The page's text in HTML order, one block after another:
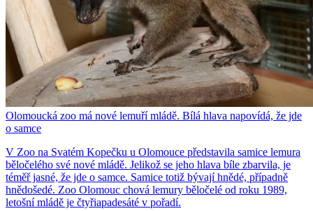
Olomoucká zoo má nové lemuří mládě. Bílá hlava napovídá, že jde
o samce
V Zoo na Svatém Kopečku u Olomouce představila samice lemura
běločelého své nové mládě. Jelikož se jeho hlava bíle zbarvila, je
téměř jasné, že jde o samce. Samice totiž bývají hnědé, případně
hnědošedé. Zoo Olomouc chová lemury běločelé od roku 1989,
letošní mládě je čtyřiapadesáté v pořadí.